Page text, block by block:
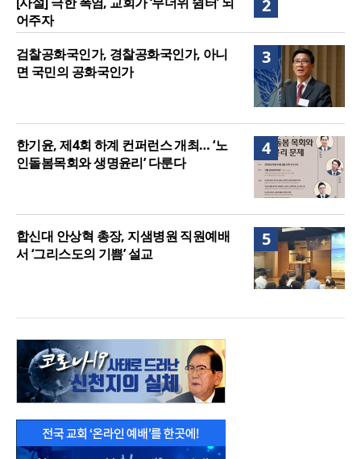
2
어주자
3
검찰공화국인가, 경찰공화국인가, 아니
면 국민의 공화국인가
4
한기윤, 제4회 하계 컨퍼런스 개최… ‘노
인돌봄목회와 생명윤리’ 다룬다
5
합신대 안상혁 총장, 지샘병원 직원예배
서 ‘그리스도의 기쁨’ 설교